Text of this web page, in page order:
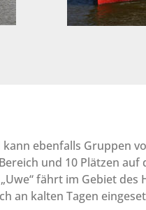
ebenfalls Gruppen
und 10 Plätzen auf
fährt im Gebiet des
an kalten Tagen